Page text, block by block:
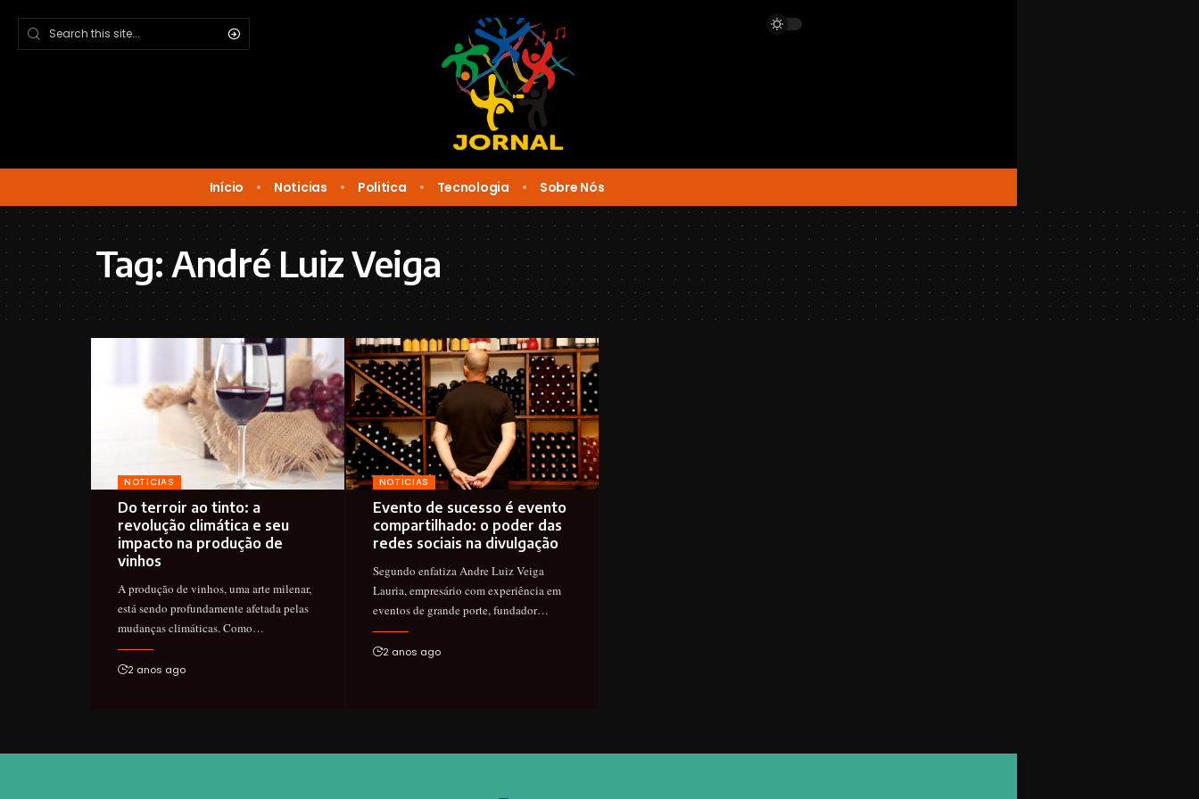
Início Noticias Politica Tecnologia Sobre Nós
Tag:André Luiz Veiga
NOTICIAS
Do terroir ao tinto: a
revolução climática e seu
impacto na produção de
vinhos
A produção de vinhos, uma arte milenar,
está sendo profundamente afetada pelas
mudanças climáticas. Como…
2 anos ago
NOTICIAS
Evento de sucesso é evento
compartilhado: o poder das
redes sociais na divulgação
Segundo enfatiza Andre Luiz Veiga
Lauria, empresário com experiência em
eventos de grande porte, fundador…
2 anos ago